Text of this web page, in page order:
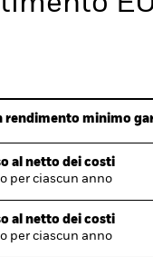
rendimento minimo
al netto dei costi
per ciascun anno
al netto dei costi
per ciascun anno